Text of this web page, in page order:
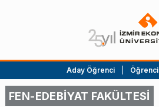
Aday Öğrenci Öğrenci
FEN-EDEBİYAT FAKÜLTESİ